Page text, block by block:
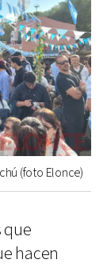
(foto Elonce)
que
hacen